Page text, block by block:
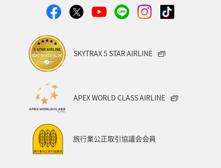
ANAマイレージクラブ ANAグルメマイル
AMC会員専用サービス
プレミアムメンバー
仙台
日常 ゴールデンウィーク
ハイキング・登山
九州地方
SKYTRAX 5 STAR AIRLINE
APEX WORLD CLASS AIRLINE
旅行業公正取引協議会会員